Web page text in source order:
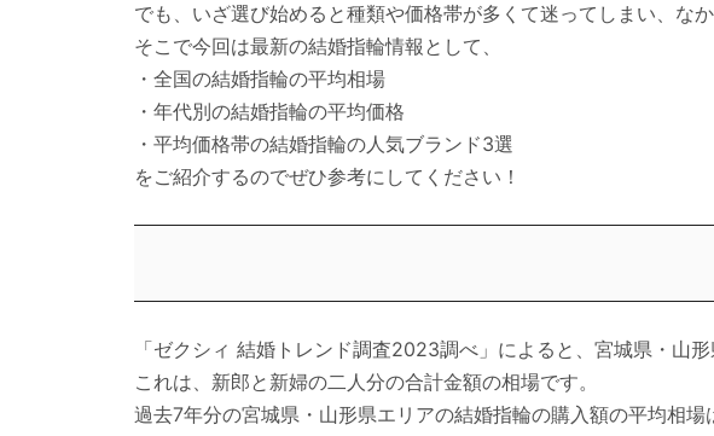
でも、いざ選び始めると種類や価格帯が多くて迷ってしまい、な
そこで今回は最新の結婚指輪情報として、
・全国の結婚指輪の平均相場
・年代別の結婚指輪の平均価格
・平均価格帯の結婚指輪の人気ブランド3選
をご紹介するのでぜひ参考にしてください！
「ゼクシィ 結婚トレンド調査2023調べ」によると、宮城県・山
これは、新郎と新婦の二人分の合計金額の相場です。
過去7年分の宮城県・山形県エリアの結婚指輪の購入額の平均相場